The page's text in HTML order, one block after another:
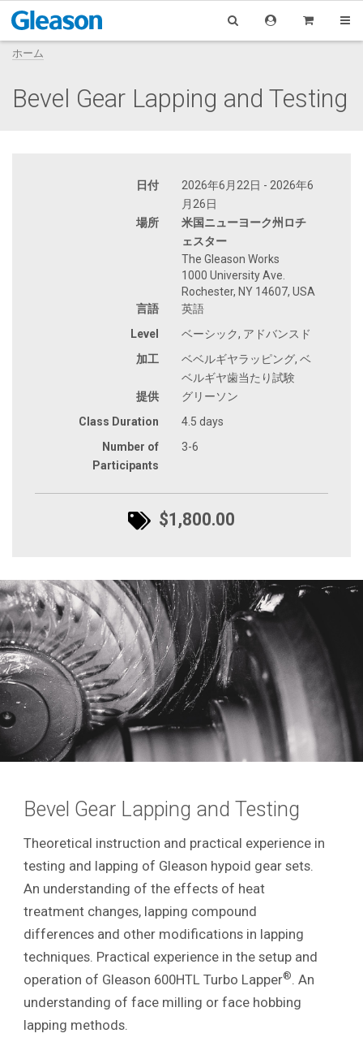
ホーム
Bevel Gear Lapping and Testing
日付
2026年6月22日 - 2026年6
月26日
場所
米国ニューヨーク州ロチ
ェスター
The Gleason Works
1000 University Ave.
Rochester, NY 14607, USA
言語
英語
Level
ベーシック, アドバンスド
加工
ベベルギヤラッピング, ベ
ベルギヤ歯当たり試験
提供
グリーソン
Class Duration
4.5 days
Number of
Participants
3-6
$1,800.00
Bevel Gear Lapping and Testing
Theoretical instruction and practical experience in
testing and lapping of Gleason hypoid gear sets.
An understanding of the effects of heat
treatment changes, lapping compound
differences and other modifications in lapping
techniques. Practical experience in the setup and
operation of Gleason 600HTL Turbo Lapper® . An
understanding of face milling or face hobbing
lapping methods.